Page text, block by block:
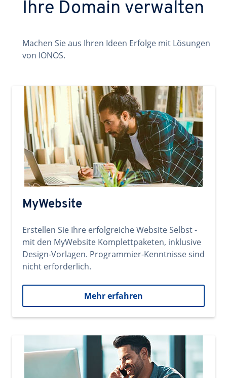
Ihre Domain verwalten
Machen Sie aus Ihren Ideen Erfolge mit Lösungen
von IONOS.
MyWebsite
Erstellen Sie Ihre erfolgreiche Website Selbst -
mit den MyWebsite Komplettpaketen, inklusive
Design-Vorlagen. Programmier-Kenntnisse sind
nicht erforderlich.
Mehr erfahren